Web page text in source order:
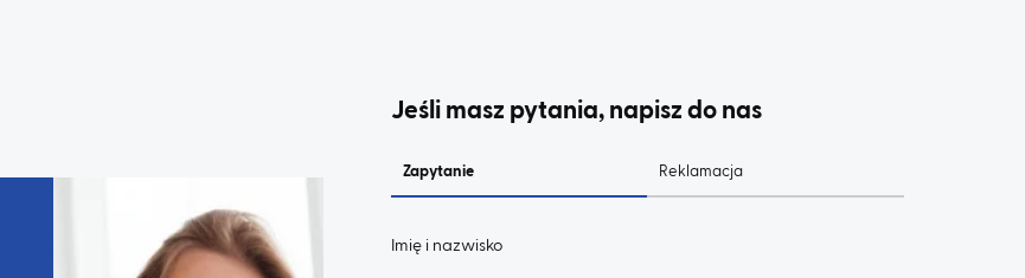
Jeśli masz pytania, napisz do nas
Zapytanie Reklamacja
Imię i nazwisko